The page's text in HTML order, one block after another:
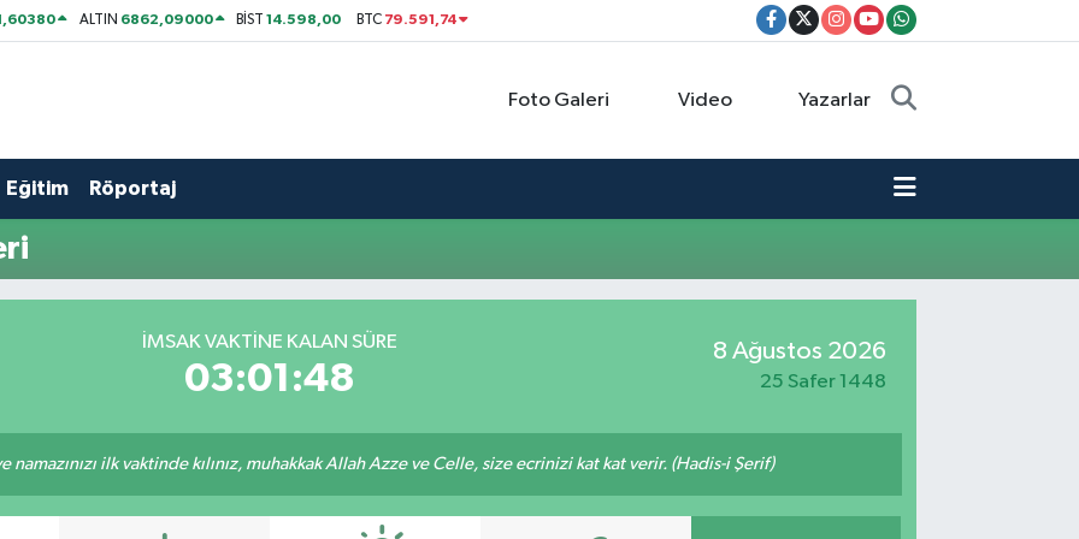
ALTIN 6862,09000 BİST14.598,00 BTC 79.591,74
Foto Galeri Video Yazarlar
Eğitim Röportaj
İMSAK VAKTİNE KALAN SÜRE
03:01:48
8 Ağustos 2026
25 Safer 1448
namazınızı ilk vaktinde kılınız, muhakkak Allah Azze ve Celle, size ecrinizi kat kat verir. (Hadis-i Şerif)